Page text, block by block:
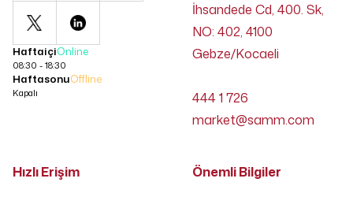
HaftaiçiOnline
08:30 - 18:30
HaftasonuOffline
Kapalı
İhsandede Cd, 400. Sk,
NO: 402, 4100
Gebze/Kocaeli
444 1 726
market@samm.com
Hızlı Erişim
Önemli Bilgiler